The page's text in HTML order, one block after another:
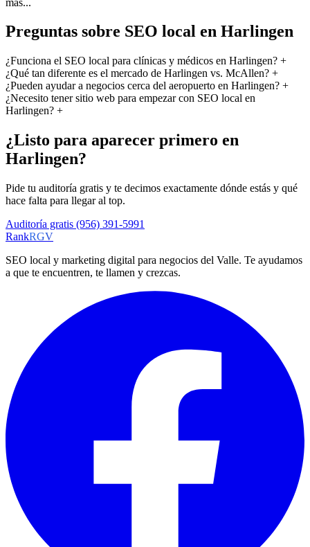
Preguntas sobre SEO local en Harlingen
¿Funciona el SEO local para clínicas y médicos en Harlingen? +
¿Qué tan diferente es el mercado de Harlingen vs. McAllen? +
¿Pueden ayudar a negocios cerca del aeropuerto en Harlingen? +
¿Necesito tener sitio web para empezar con SEO local en
Harlingen? +
¿Listo para aparecer primero en
Harlingen?
Pide tu auditoría gratis y te decimos exactamente dónde estás y qué
hace falta para llegar al top.
Auditoría gratis (956) 391-5991
RankRGV
SEO local y marketing digital para negocios del Valle. Te ayudamos
a que te encuentren, te llamen y crezcas.